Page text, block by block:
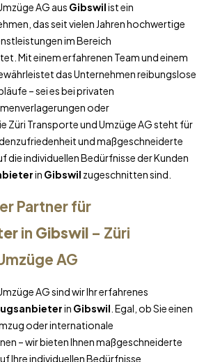
AG aus Gibswilist ein
das seit vielen Jahren hochwertige
im Bereich
Mit einem erfahrenen Team und einem
das Unternehmen reibungslose
– sei es bei privaten
oder
Züri Transporte und Umzüge AG steht für
und maßgeschneiderte
die individuellen Bedürfnisse der Kunden
in Gibswil zugeschnitten sind.
Partner für
in Gibswil– Züri
AG
AG sind wir Ihr erfahrenes
in Gibswil . Egal, ob Sie einen
oder internationale
– wir bieten Ihnen maßgeschneiderte
Ihre individuellen Bedürfnisse